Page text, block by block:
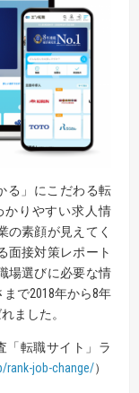
る」にこだわる転
かりやすい求人情
の素顔が見えてく
面接対策レポート
場選びに必要な情
で2018年から8年
ました。
「転職サイト」ラ
rank-job-change/）